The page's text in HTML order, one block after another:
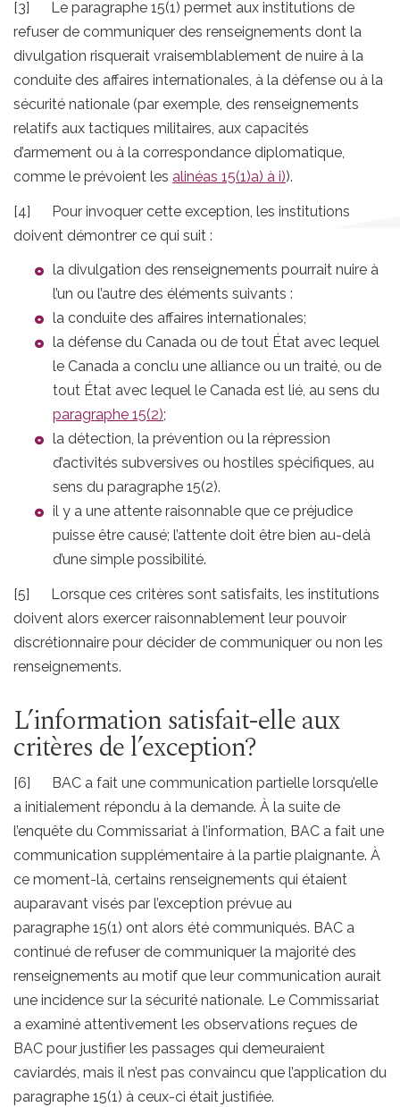
[3] Le paragraphe 15(1) permet aux institutions de
refuser de communiquer des renseignements dont la
divulgation risquerait vraisemblablement de nuire à la
conduite des affaires internationales, à la défense ou à la
sécurité nationale (par exemple, des renseignements
relatifs aux tactiques militaires, aux capacités
d’armement ou à la correspondance diplomatique,
comme le prévoient les alinéas 15(1)a) à i)).
[4] Pour invoquer cette exception, les institutions
doivent démontrer ce qui suit :
la divulgation des renseignements pourrait nuire à
l’un ou l’autre des éléments suivants :
la conduite des affaires internationales;
la défense du Canada ou de tout État avec lequel
le Canada a conclu une alliance ou un traité, ou de
tout État avec lequel le Canada est lié, au sens du
paragraphe 15(2);
la détection, la prévention ou la répression
d’activités subversives ou hostiles spécifiques, au
sens du paragraphe 15(2).
il y a une attente raisonnable que ce préjudice
puisse être causé; l’attente doit être bien au-delà
d’une simple possibilité.
[5] Lorsque ces critères sont satisfaits, les institutions
doivent alors exercer raisonnablement leur pouvoir
discrétionnaire pour décider de communiquer ou non les
renseignements.
L’information satisfait-elle aux
critères de l’exception?
[6] BAC a fait une communication partielle lorsqu’elle
a initialement répondu à la demande. À la suite de
l’enquête du Commissariat à l’information, BAC a fait une
communication supplémentaire à la partie plaignante. À
ce moment-là, certains renseignements qui étaient
auparavant visés par l’exception prévue au
paragraphe 15(1) ont alors été communiqués. BAC a
continué de refuser de communiquer la majorité des
renseignements au motif que leur communication aurait
une incidence sur la sécurité nationale. Le Commissariat
a examiné attentivement les observations reçues de
BAC pour justifier les passages qui demeuraient
caviardés, mais il n’est pas convaincu que l’application du
paragraphe 15(1) à ceux-ci était justifiée.